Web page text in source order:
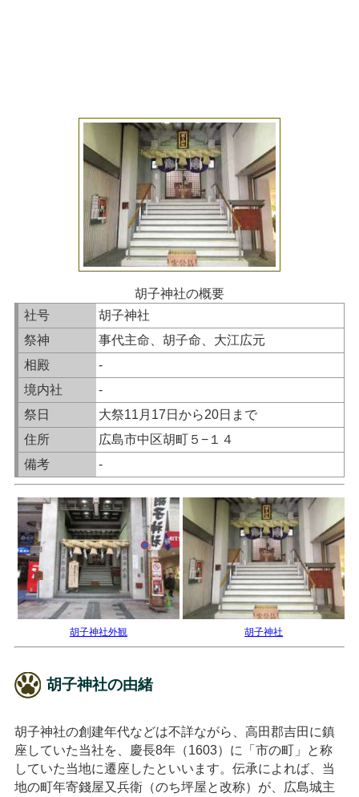
胡子神社の概要
社号
胡子神社
祭神
事代主命、胡子命、大江広元
相殿
-
境内社
-
祭日
大祭11月17日から20日まで
住所
広島市中区胡町５−１４
備考
-
胡子神社外観 胡子神社
胡子神社の由緒
胡子神社の創建年代などは不詳ながら、高田郡吉田に鎮
座していた当社を、慶長8年（1603）に「市の町」と称
していた当地に遷座したといいます。伝承によれば、当
地の町年寄錢屋又兵衛（のち坪屋と改称）が、広島城主